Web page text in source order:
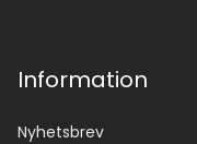
Information
Nyhetsbrev